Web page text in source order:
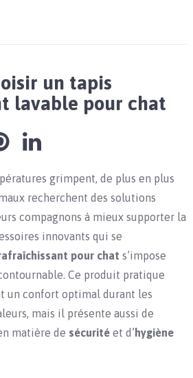
un tapis
lavable pour chat
grimpent, de plus en plus
recherchent des solutions
compagnons à mieux supporter la
innovants qui se
pour chat s’impose
Ce produit pratique
un confort optimal durant les
mais il présente aussi de
matière de sécuritéet d’ hygiène